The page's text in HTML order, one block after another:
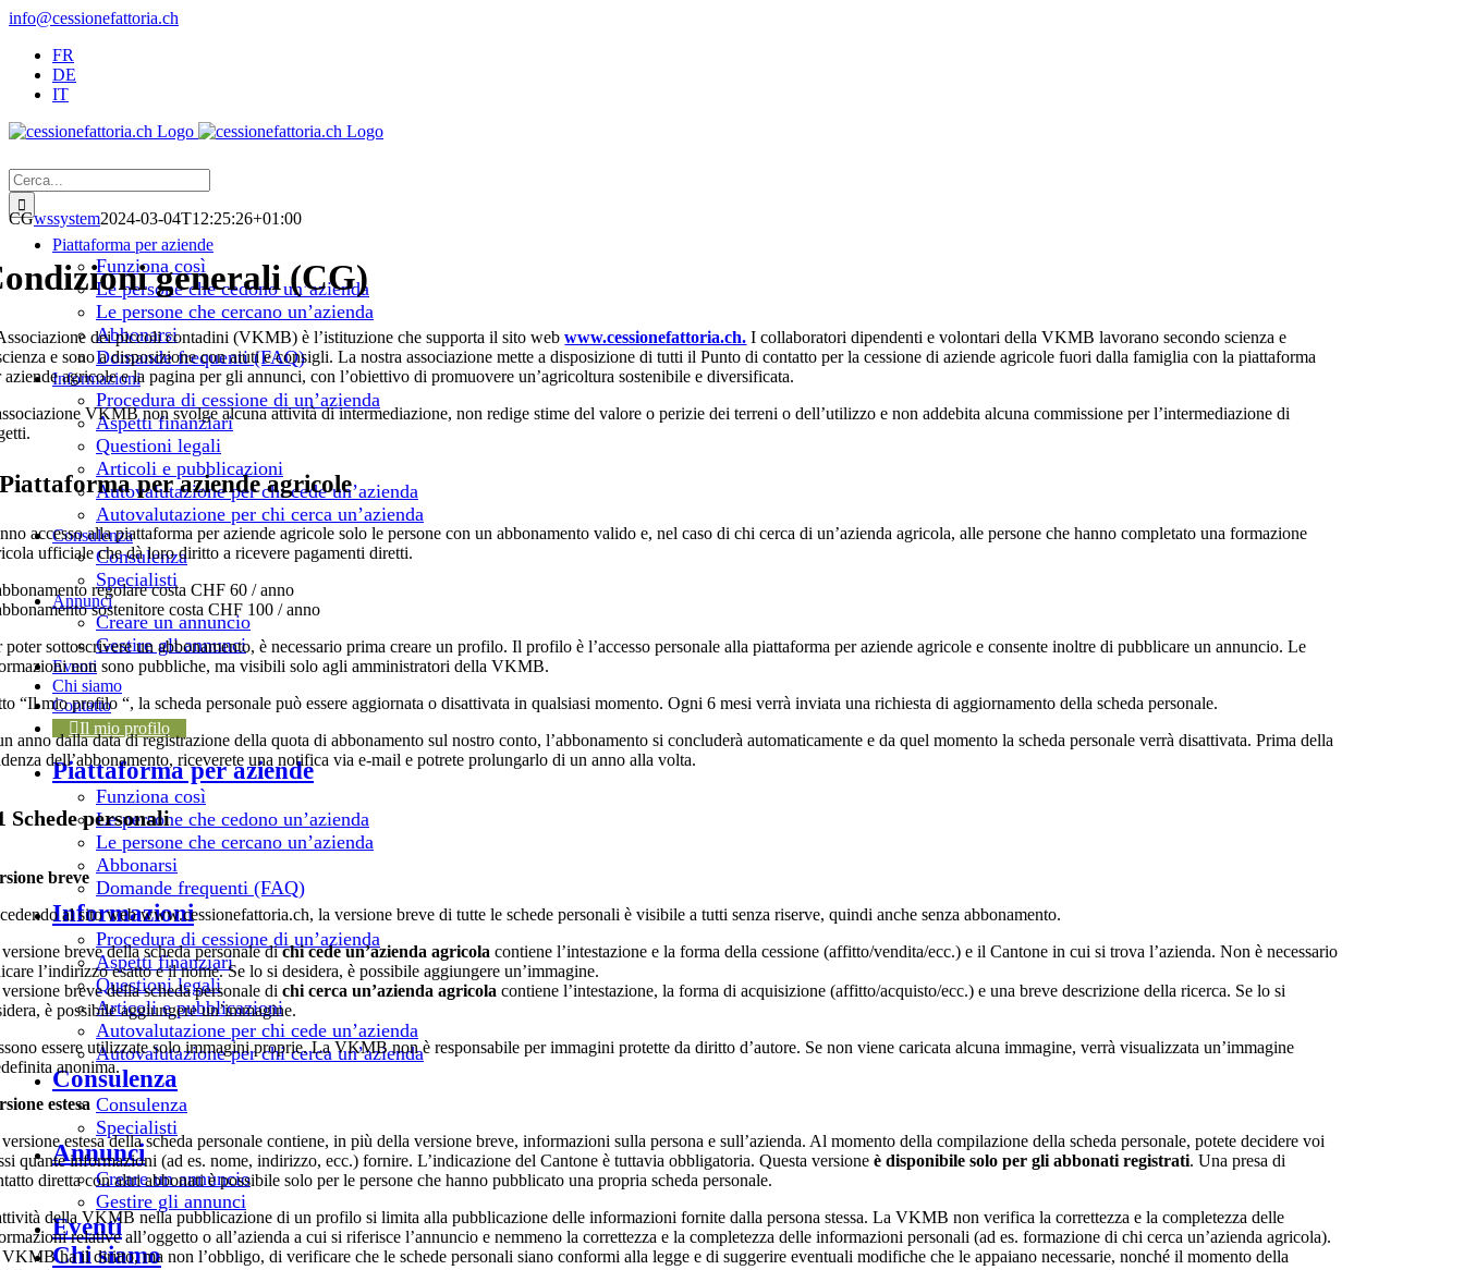
Salta
contenuto
info@cessionefattoria.ch
FR
DE
IT
Cerca
per:
Piattaforma per aziende
Funziona così
Le persone che cedono un’azienda
Le persone che cercano un’azienda
Abbonarsi
Domande frequenti (FAQ)
Informazioni
Procedura di cessione di un’azienda
Aspetti finanziari
Questioni legali
Articoli e pubblicazioni
Autovalutazione per chi cede un’azienda
Autovalutazione per chi cerca un’azienda
Consulenza
Consulenza
Specialisti
Annunci
Creare un annuncio
Gestire gli annunci
Eventi
Chi siamo
Contatto
Il mio profilo
Piattaforma per aziende
Funziona così
Le persone che cedono un’azienda
Le persone che cercano un’azienda
Abbonarsi
Domande frequenti (FAQ)
Informazioni
Procedura di cessione di un’azienda
Aspetti finanziari
Questioni legali
Articoli e pubblicazioni
Autovalutazione per chi cede un’azienda
Autovalutazione per chi cerca un’azienda
Consulenza
Consulenza
Specialisti
Annunci
Creare un annuncio
Gestire gli annunci
Eventi
Chi siamo
CGwssystem2024-03-04T12:25:26+01:00
generali (CG)
dei piccoli contadini (VKMB) è l’istituzione che supporta il sito webwww.cessionefattoria.ch. I collaboratori dipendenti e volontari della VKMB lavorano secondo scienza e
e sono a disposizione con aiuti e consigli. La nostra associazione mette a disposizione di tutti il Punto di contatto per la cessione di aziende agricole fuori dalla famiglia con la piattaforma
aziende agricole e la pagina per gli annunci, con l’obiettivo di promuovere un’agricoltura sostenibile e diversificata.
VKMB non svolge alcuna attività di intermediazione, non redige stime del valore o perizie dei terreni o dell’utilizzo e non addebita alcuna commissione per l’intermediazione di
per aziende agricole
accesso alla piattaforma per aziende agricole solo le persone con un abbonamento valido e, nel caso di chi cerca di un’azienda agricola, alle persone che hanno completato una formazione
ufficiale che dà loro diritto a ricevere pagamenti diretti.
regolare costa CHF 60 / anno
sostenitore costa CHF 100 / anno
poter sottoscrivere un abbonamento, è necessario prima creare un profilo. Il profilo è l’accesso personale alla piattaforma per aziende agricole e consente inoltre di pubblicare un annuncio. Le
non sono pubbliche, ma visibili solo agli amministratori della VKMB.
“Il mio profilo “, la scheda personale può essere aggiornata o disattivata in qualsiasi momento. Ogni 6 mesi verrà inviata una richiesta di aggiornamento della scheda personale.
anno dalla data di registrazione della quota di abbonamento sul nostro conto, l’abbonamento si concluderà automaticamente e da quel momento la scheda personale verrà disattivata. Prima della
dell’abbonamento, riceverete una notifica via e-mail e potrete prolungarlo di un anno alla volta.
Schede personali
breve
al sito web www.cessionefattoria.ch, la versione breve di tutte le schede personali è visibile a tutti senza riserve, quindi anche senza abbonamento.
breve della scheda personale dichi cede un’azienda agricola contiene l’intestazione e la forma della cessione (affitto/vendita/ecc.) e il Cantone in cui si trova l’azienda. Non è necessario
l’indirizzo esatto e il nome. Se lo si desidera, è possibile aggiungere un’immagine.
breve della scheda personale dichi cerca un’azienda agricola contiene l’intestazione, la forma di acquisizione (affitto/acquisto/ecc.) e una breve descrizione della ricerca. Se lo si
è possibile aggiungere un’immagine.
essere utilizzate solo immagini proprie. La VKMB non è responsabile per immagini protette da diritto d’autore. Se non viene caricata alcuna immagine, verrà visualizzata un’immagine
anonima.
estesa
estesa della scheda personale contiene, in più della versione breve, informazioni sulla persona e sull’azienda. Al momento della compilazione della scheda personale, potete decidere voi
quante informazioni (ad es. nome, indirizzo, ecc.) fornire. L’indicazione del Cantone è tuttavia obbligatoria. Questa versioneè disponibile solo per gli abbonati registrati. Una presa di
diretta con altri abbonati è possibile solo per le persone che hanno pubblicato una propria scheda personale.
della VKMB nella pubblicazione di un profilo si limita alla pubblicazione delle informazioni fornite dalla persona stessa. La VKMB non verifica la correttezza e la completezza delle
relative all’oggetto o all’azienda a cui si riferisce l’annuncio e nemmeno la correttezza e la completezza delle informazioni personali (ad es. formazione di chi cerca un’azienda agricola).
ha il diritto, ma non l’obbligo, di verificare che le schede personali siano conformi alla legge e di suggerire eventuali modifiche che le appaiano necessarie, nonché il momento della